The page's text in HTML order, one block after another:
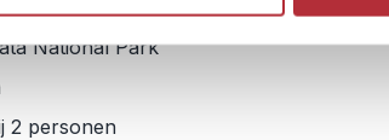
met Machu Picchu - Puerto
National Park
2 personen